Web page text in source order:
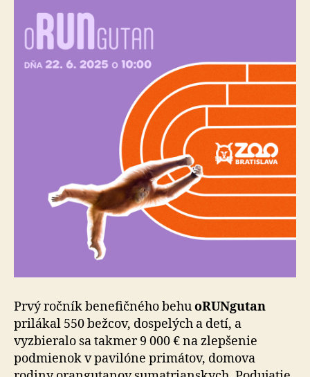
Prvý ročník benefičného behuoRUNgutan
prilákal 550 bežcov, dospelých a detí, a
vyzbieralo sa takmer 9 000 € na zlepšenie
podmienok v pavilóne primátov, domova